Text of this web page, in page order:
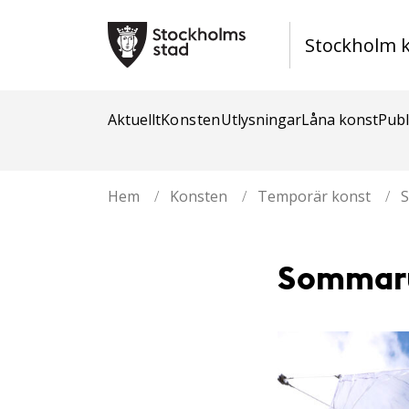
Stockholm
AktuelltKonstenUtlysningarLåna konst
Hem / Konsten / Temporär konst /